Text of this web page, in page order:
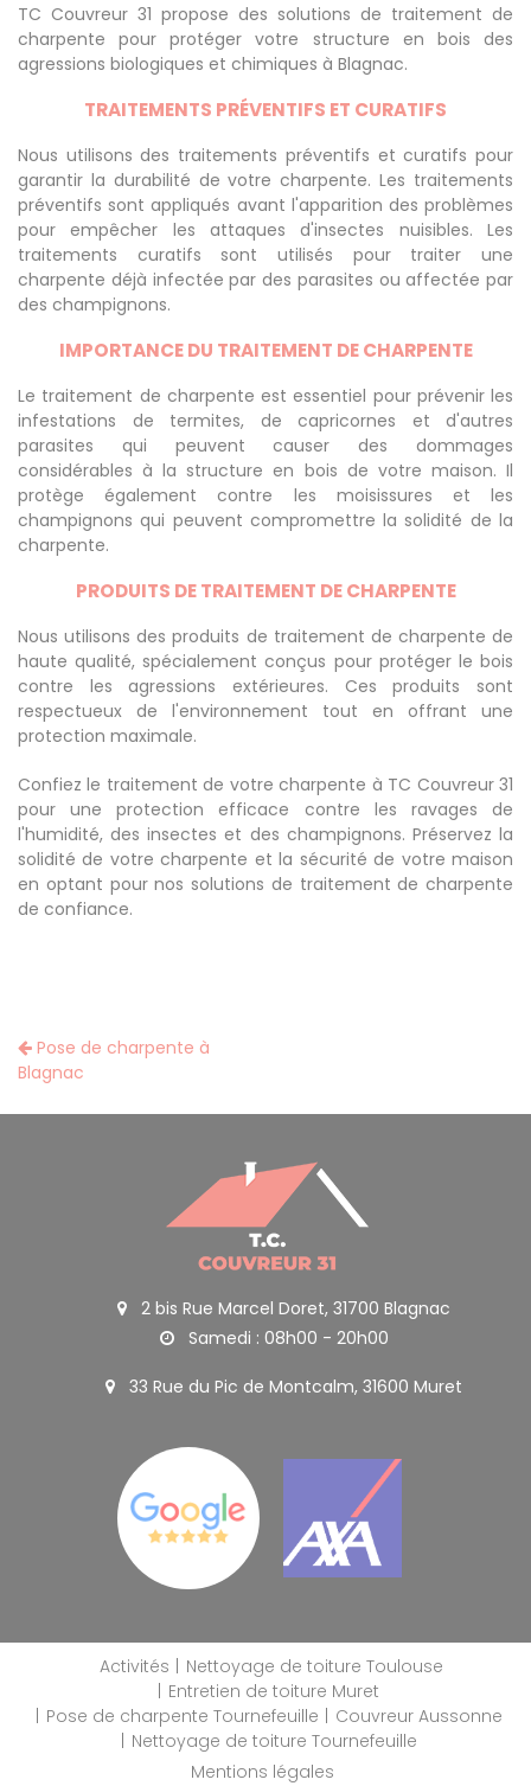
TC Couvreur 31 propose des solutions de traitement de
charpente pour protéger votre structure en bois des
agressions biologiques et chimiques à Blagnac.
TRAITEMENTS PRÉVENTIFS ET CURATIFS
Nous utilisons des traitements préventifs et curatifs pour
garantir la durabilité de votre charpente. Les traitements
préventifs sont appliqués avant l'apparition des problèmes
pour empêcher les attaques d'insectes nuisibles. Les
traitements curatifs sont utilisés pour traiter une
charpente déjà infectée par des parasites ou affectée par
des champignons.
IMPORTANCE DU TRAITEMENT DE CHARPENTE
Le traitement de charpente est essentiel pour prévenir les
infestations de termites, de capricornes et d'autres
parasites qui peuvent causer des dommages
considérables à la structure en bois de votre maison. Il
protège également contre les moisissures et les
champignons qui peuvent compromettre la solidité de la
charpente.
PRODUITS DE TRAITEMENT DE CHARPENTE
Nous utilisons des produits de traitement de charpente de
haute qualité, spécialement conçus pour protéger le bois
contre les agressions extérieures. Ces produits sont
respectueux de l'environnement tout en offrant une
protection maximale.
Confiez le traitement de votre charpente à TC Couvreur 31
pour une protection efficace contre les ravages de
l'humidité, des insectes et des champignons. Préservez la
solidité de votre charpente et la sécurité de votre maison
en optant pour nos solutions de traitement de charpente
de confiance.
Pose de charpente à
Blagnac
2 bis Rue Marcel Doret, 31700 Blagnac
Samedi : 08h00 - 20h00
33 Rue du Pic de Montcalm, 31600 Muret
Activités
Nettoyage de toiture Toulouse
Entretien de toiture Muret
Pose de charpente Tournefeuille
Couvreur Aussonne
Nettoyage de toiture Tournefeuille
Mentions légales